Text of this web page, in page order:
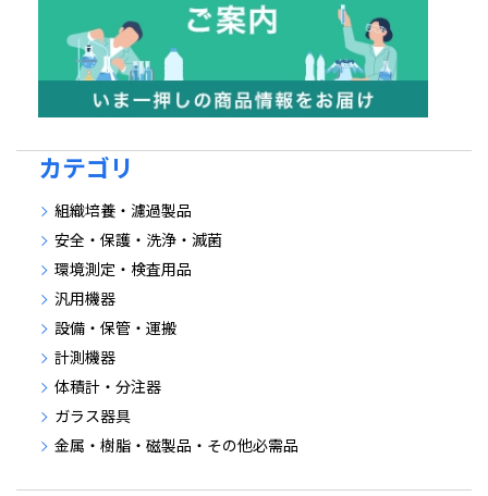
カテゴリ
組織培養・濾過製品
安全・保護・洗浄・滅菌
環境測定・検査用品
汎用機器
設備・保管・運搬
計測機器
体積計・分注器
ガラス器具
金属・樹脂・磁製品・その他必需品